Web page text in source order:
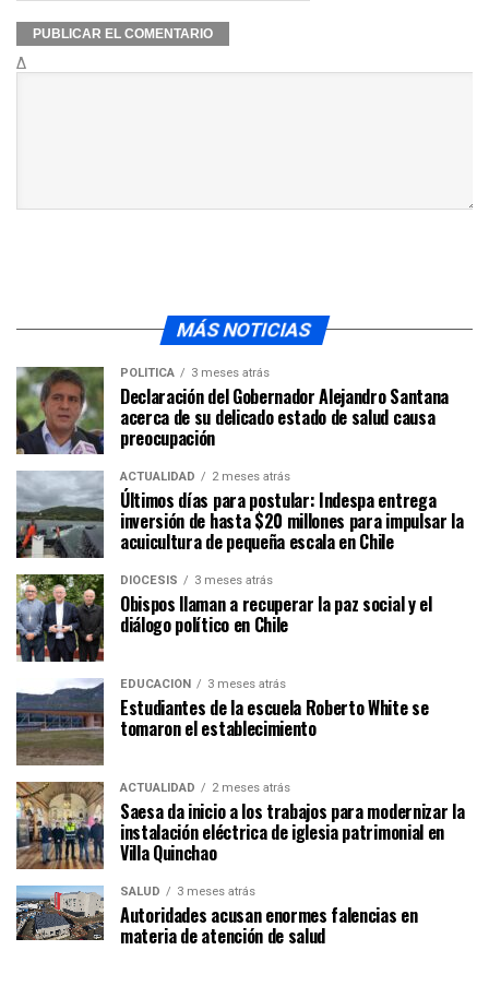
Δ
MÁS NOTICIAS
POLÍTICA 3 meses atrás
Declaración del Gobernador Alejandro Santana
acerca de su delicado estado de salud causa
preocupación
ACTUALIDAD 2 meses atrás
Últimos días para postular: Indespa entrega
inversión de hasta $20 millones para impulsar la
acuicultura de pequeña escala en Chile
DIÓCESIS 3 meses atrás
Obispos llaman a recuperar la paz social y el
diálogo político en Chile
EDUCACIÓN 3 meses atrás
Estudiantes de la escuela Roberto White se
tomaron el establecimiento
ACTUALIDAD 2 meses atrás
Saesa da inicio a los trabajos para modernizar la
instalación eléctrica de iglesia patrimonial en
Villa Quinchao
SALUD 3 meses atrás
Autoridades acusan enormes falencias en
materia de atención de salud